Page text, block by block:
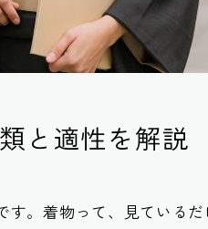
と適性を解説
。着物って、見ている